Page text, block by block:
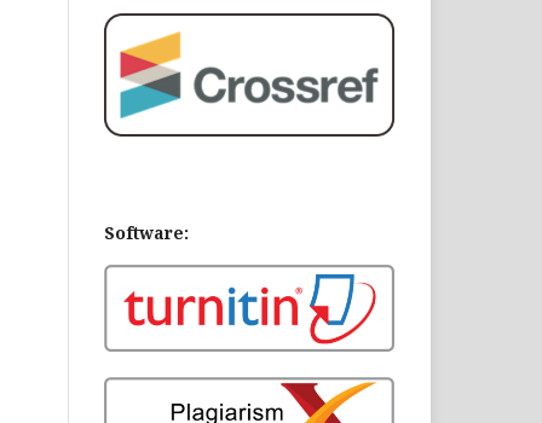
Software: